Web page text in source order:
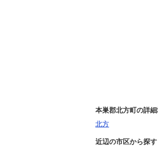
本巣郡北方町の詳
北方
近辺の市区から探